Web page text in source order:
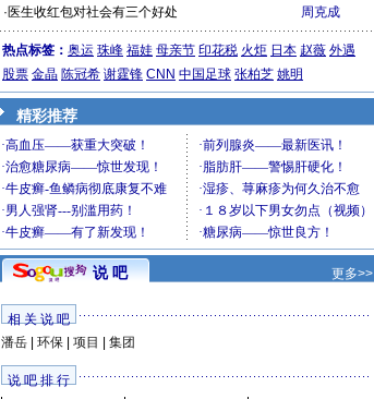
· 医生收红包对社会有三个好处 周克成
热点标签： 奥运 珠峰 福娃 母亲节 印花税 火炬 日本 赵薇 外遇
股票 金晶 陈冠希 谢霆锋 CNN 中国足球 张柏芝 姚明
精彩推荐
说 吧 更多>>
相 关 说 吧
潘岳| 环保| 项目 集团
说 吧 排 行